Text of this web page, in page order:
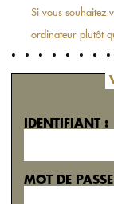
Si vous souhaitez
ordinateur plutôt
IDENTIFIANT :
MOT DE